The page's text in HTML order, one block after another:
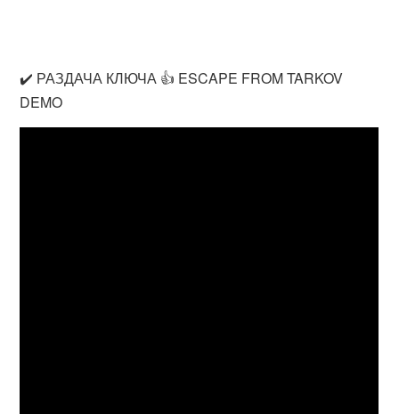
✔️ РАЗДАЧА КЛЮЧА 👍 ESCAPE FROM TARKOV
DEMO